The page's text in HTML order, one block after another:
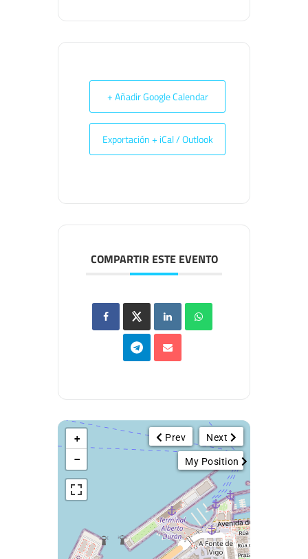
+ Añadir Google Calendar
Exportación + iCal / Outlook
COMPARTIR ESTE EVENTO
Next
Prev
My Position
+
−